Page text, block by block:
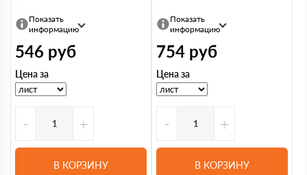
Показать
информацию
546 руб
Цена за
- +
В КОРЗИНУ
Показать
информацию
754 руб
Цена за
- +
В КОРЗИНУ